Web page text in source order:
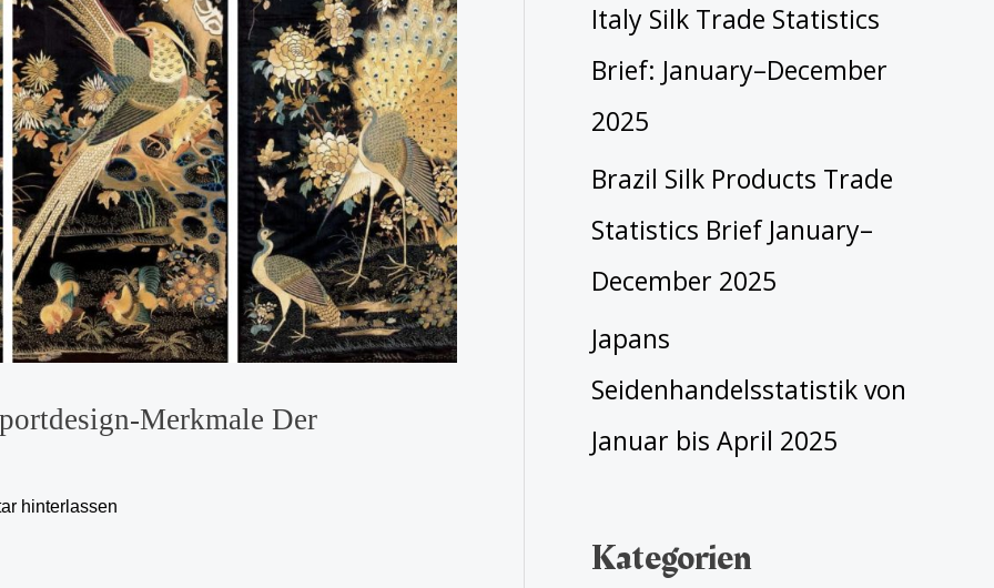
Merkmale Der
hinterlassen
Italy Silk Trade Statistics
Brief: January–December
2025
Brazil Silk Products Trade
Statistics Brief January–
December 2025
Japans
Seidenhandelsstatistik von
Januar bis April 2025
Kategorien